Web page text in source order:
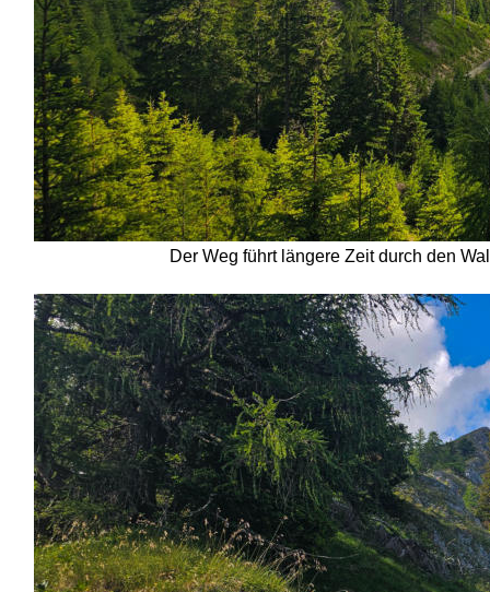
Der Weg führt längere Zeit durch den